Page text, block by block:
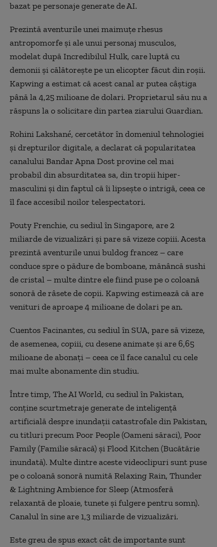
bazat pe personaje generate de AI.
Prezintă aventurile unei maimuțe rhesus
antropomorfe și ale unui personaj musculos,
modelat după Incredibilul Hulk, care luptă cu
demonii și călătorește pe un elicopter făcut din roșii.
Kapwing a estimat că acest canal ar putea câștiga
până la 4,25 milioane de dolari. Proprietarul său nu a
răspuns la o solicitare din partea ziarului Guardian.
Rohini Lakshané, cercetător în domeniul tehnologiei
și drepturilor digitale, a declarat că popularitatea
canalului Bandar Apna Dost provine cel mai
probabil din absurditatea sa, din tropii hiper-
masculini și din faptul că îi lipsește o intrigă, ceea ce
îl face accesibil noilor telespectatori.
Pouty Frenchie, cu sediul în Singapore, are 2
miliarde de vizualizări și pare să vizeze copiii. Acesta
prezintă aventurile unui buldog francez – care
conduce spre o pădure de bomboane, mănâncă sushi
de cristal – multe dintre ele fiind puse pe o coloană
sonoră de râsete de copii. Kapwing estimează că are
venituri de aproape 4 milioane de dolari pe an.
Cuentos Facinantes, cu sediul în SUA, pare să vizeze,
de asemenea, copiii, cu desene animate și are 6,65
milioane de abonați – ceea ce îl face canalul cu cele
mai multe abonamente din studiu.
Între timp, The AI World, cu sediul în Pakistan,
conține scurtmetraje generate de inteligență
artificială despre inundații catastrofale din Pakistan,
cu titluri precum Poor People (Oameni săraci), Poor
Family (Familie săracă) și Flood Kitchen (Bucătărie
inundată). Multe dintre aceste videoclipuri sunt puse
pe o coloană sonoră numită Relaxing Rain, Thunder
& Lightning Ambience for Sleep (Atmosferă
relaxantă de ploaie, tunete și fulgere pentru somn).
Canalul în sine are 1,3 miliarde de vizualizări.
Este greu de spus exact cât de importante sunt